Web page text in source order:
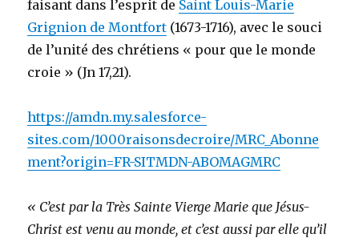
faisant dans l’esprit de Saint Louis-Marie
Grignion de Montfort (1673-1716), avec le souci
de l’unité des chrétiens « pour que le monde
croie » (Jn 17,21).
https://amdn.my.salesforce-
sites.com/1000raisonsdecroire/MRC_Abonne
ment?origin=FR-SITMDN-ABOMAGMRC
« C’est par la Très Sainte Vierge Marie que Jésus-
Christ est venu au monde, et c’est aussi par elle qu’il